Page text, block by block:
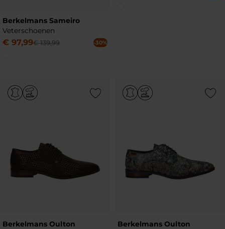
Berkelmans Sameiro
Veterschoenen
€ 97,99€ 139,99 -30%
Add to Wishlist
Berkelmans Oulton
Add to
Berkelmans Oulton